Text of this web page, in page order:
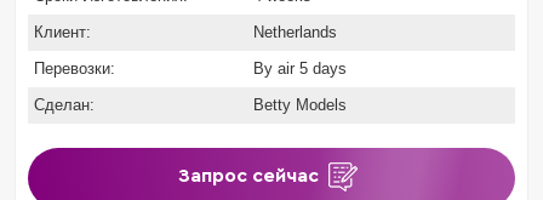
Клиент:
Netherlands
Перевозки:
By air 5 days
Сделан:
Betty Models
Запрос сейчас